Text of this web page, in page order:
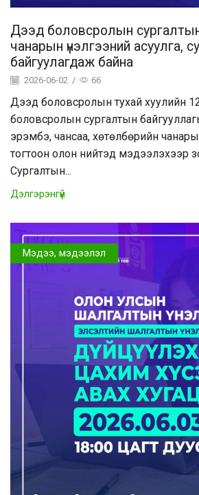
Дээд боловсролын
чанарын үнэлгээний асуулга,
байгуулагдаж байна
2026-06-02 / 66
Дээд боловсролын тухай хуулийн
боловсролын сургалтын
эрэмбэ, чансаа, хөтөлбөрийн
тогтоон олон нийтэд мэдээлэхээр
Сургалтын...
Дэлгэрэнгүй
Мэдээ, мэдээлэл